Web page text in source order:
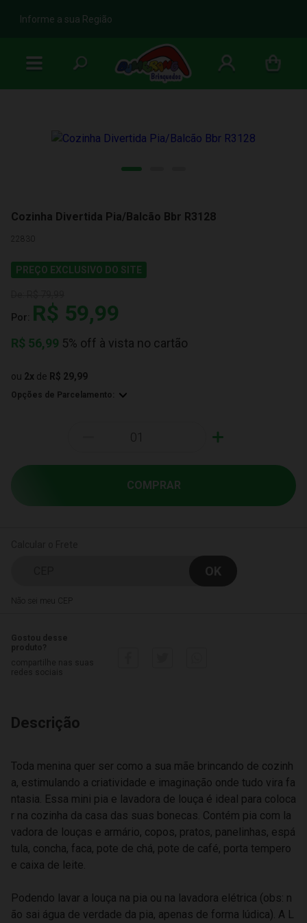
b
Informe a sua Região
Cozinha Divertida Pia/Balcão Bbr R3128
22830
PREÇO EXCLUSIVO DO SITE
Por: R$ 59,99
R$ 56,99 5% off à vista no cartão
ou 2x de R$ 29,99
Opções de Parcelamento:
+
COMPRAR
Não sei meu CEP
Descrição
Toda menina quer ser como a sua mãe brincando de cozinh
a, estimulando a criatividade e imaginação onde tudo vira fa
ntasia. Essa mini pia e lavadora de louça é ideal para coloca
r na cozinha da casa das suas bonecas. Contém pia com la
vadora de louças e armário, copos, pratos, panelinhas, espá
tula, concha, faca, pote de chá, pote de café, porta tempero
e caixa de leite.
Podendo lavar a louça na pia ou na lavadora elétrica (obs: n
ão sai água de verdade da pia, apenas de forma lúdica). A L